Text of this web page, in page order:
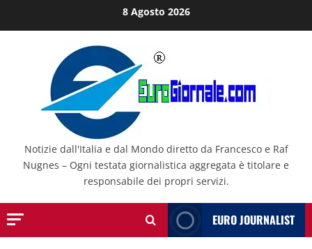
al
8 Agosto 2026
Notizie dall'Italia e dal Mondo diretto da Francesco e Raf
Nugnes – Ogni testata giornalistica aggregata è titolare e
responsabile dei propri servizi.
EURO JOURNALIST